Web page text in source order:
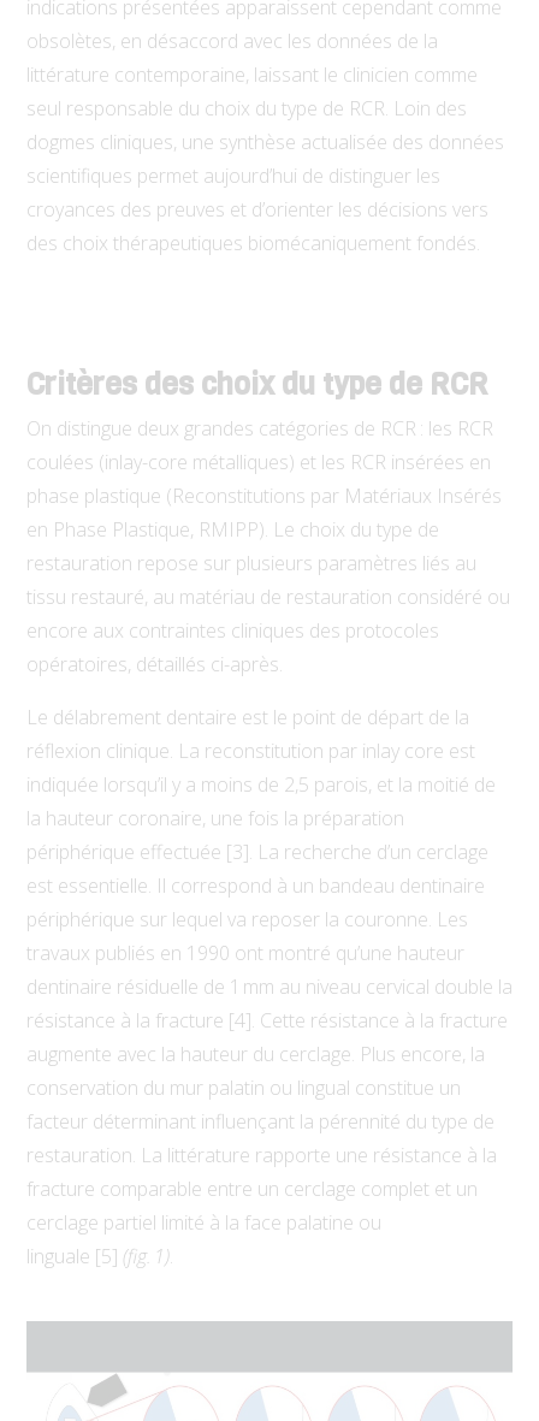
indications présentées apparaissent cependant comme
obsolètes, en désaccord avec les données de la
littérature contemporaine, laissant le clinicien comme
seul responsable du choix du type de RCR. Loin des
dogmes cliniques, une synthèse actualisée des données
scientifiques permet aujourd’hui de distinguer les
croyances des preuves et d’orienter les décisions vers
des choix thérapeutiques biomécaniquement fondés.
Critères des choix du type de RCR
On distingue deux grandes catégories de RCR : les RCR
coulées (inlay-core métalliques) et les RCR insérées en
phase plastique (Reconstitutions par Matériaux Insérés
en Phase Plastique, RMIPP). Le choix du type de
restauration repose sur plusieurs paramètres liés au
tissu restauré, au matériau de restauration considéré ou
encore aux contraintes cliniques des protocoles
opératoires, détaillés ci-après.
Le délabrement dentaire est le point de départ de la
réflexion clinique. La reconstitution par inlay core est
indiquée lorsqu’il y a moins de 2,5 parois, et la moitié de
la hauteur coronaire, une fois la préparation
périphérique effectuée [3]. La recherche d’un cerclage
est essentielle. Il correspond à un bandeau dentinaire
périphérique sur lequel va reposer la couronne. Les
travaux publiés en 1990 ont montré qu’une hauteur
dentinaire résiduelle de 1 mm au niveau cervical double la
résistance à la fracture [4]. Cette résistance à la fracture
augmente avec la hauteur du cerclage. Plus encore, la
conservation du mur palatin ou lingual constitue un
facteur déterminant influençant la pérennité du type de
restauration. La littérature rapporte une résistance à la
fracture comparable entre un cerclage complet et un
cerclage partiel limité à la face palatine ou
linguale [5] (fig. 1).